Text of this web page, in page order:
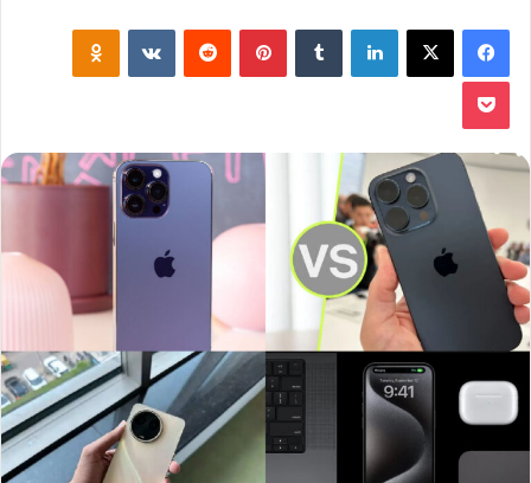
فيسبوك لينكدإن بينتيريست